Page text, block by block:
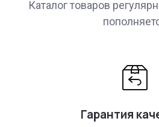
Каталог товаров
Гарантия